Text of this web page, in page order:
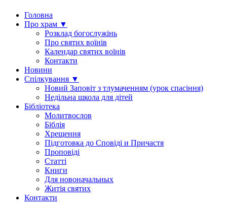
Головна
Про храм ▼
Розклад богослужінь
Про святих воїнів
Календар святих воїнів
Контакти
Новини
Спілкування ▼
Новий Заповіт з тлумаченням (урок спасіння)
Недільна школа для дітей
Бібліотека
Молитвослов
Біблія
Хрещення
Підготовка до Сповіді и Причастя
Проповіді
Статті
Книги
Для новоначальных
Житія святих
Контакти